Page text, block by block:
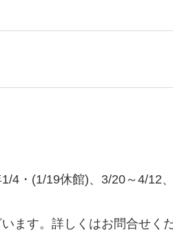
4・(1/19休館)、3/20～4/12
ます。詳しくはお問合せくだ